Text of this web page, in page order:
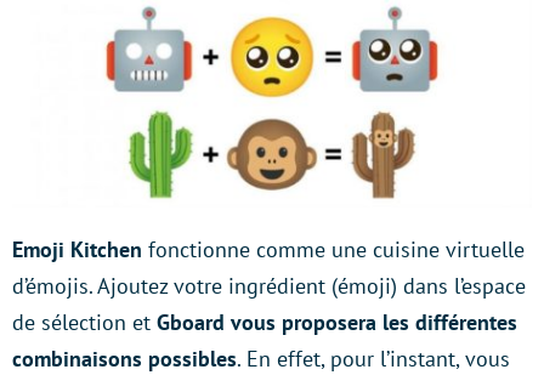
Emoji Kitchen fonctionne comme une cuisine virtuelle
d’émojis. Ajoutez votre ingrédient (émoji) dans l’espace
de sélection et Gboard vous proposera les différentes
combinaisons possibles. En effet, pour l’instant, vous